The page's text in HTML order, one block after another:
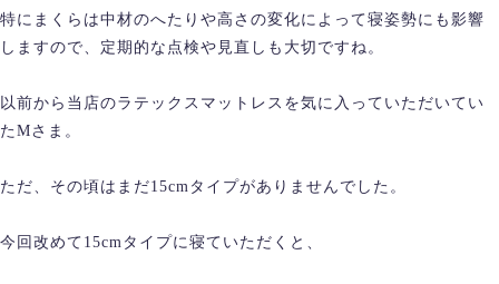
特にまくらは中材のへたりや高さの変化によって寝姿勢にも影響
しますので、定期的な点検や見直しも大切ですね。
以前から当店のラテックスマットレスを気に入っていただいてい
たMさま。
ただ、その頃はまだ15cmタイプがありませんでした。
今回改めて15cmタイプに寝ていただくと、